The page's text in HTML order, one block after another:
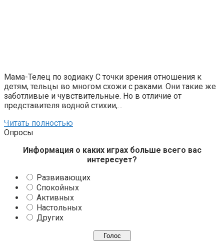
Мама-Телец по зодиаку С точки зрения отношения к
детям, тельцы во многом схожи с раками. Они такие же
заботливые и чувствительные. Но в отличие от
представителя водной стихии,…
Читать полностью
Опросы
Информация о каких играх больше всего вас
интересует?
Развивающих
Спокойных
Активных
Настольных
Других